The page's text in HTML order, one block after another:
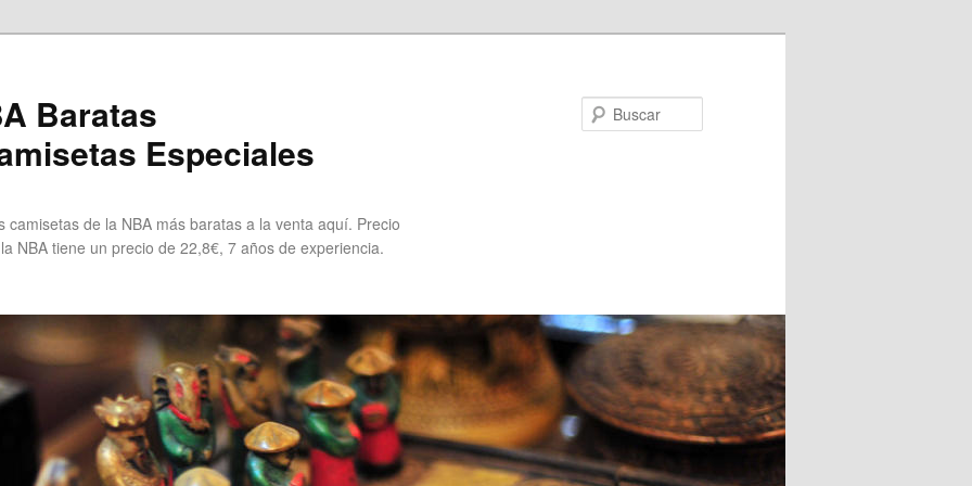
Baratas
Especiales
de la NBA más baratas a la venta aquí. Precio
NBA tiene un precio de 22,8€, 7 años de experiencia.